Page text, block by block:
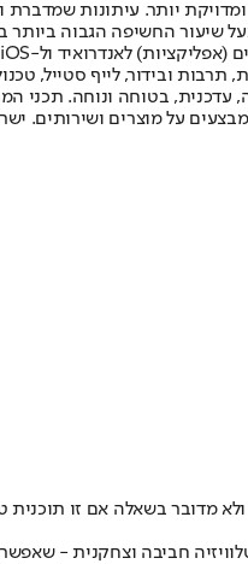
יותר. עיתונות שמדברת
וב-2010 הפך "ישראל היום" לעיתון
ובידור, לייף סטייל,
עדכנית, בטוחה ונוחה.
על מוצרים ושירותים.
מדובר בשאלה אם זו תוכנית
חביבה וצחקנית -